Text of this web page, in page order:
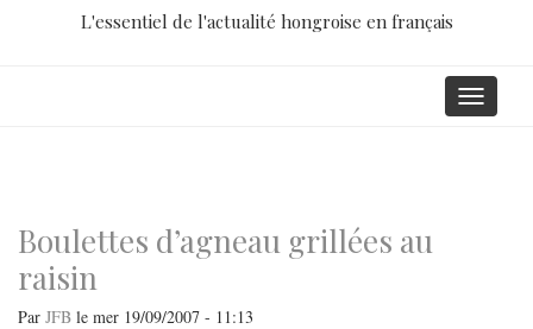
L'essentiel de l'actualité hongroise en français
Toggle
Boulettes d’agneau grillées au
raisin
Par JFB le mer 19/09/2007 - 11:13